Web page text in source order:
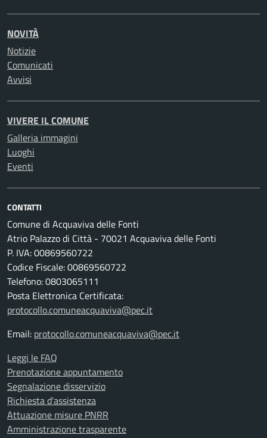
NOVITÀ
Notizie
Comunicati
Avvisi
VIVERE IL COMUNE
Galleria immagini
Luoghi
Eventi
CONTATTI
Comune di Acquaviva delle Fonti
Atrio Palazzo di Città - 70021 Acquaviva delle Fonti
P. IVA: 00869560722
Codice Fiscale: 00869560722
Telefono: 0803065111
Posta Elettronica Certificata:
protocollo.comuneacquaviva@pec.it
Email: protocollo.comuneacquaviva@pec.it
Leggi le FAQ
Prenotazione appuntamento
Segnalazione disservizio
Richiesta d'assistenza
Attuazione misure PNRR
Amministrazione trasparente